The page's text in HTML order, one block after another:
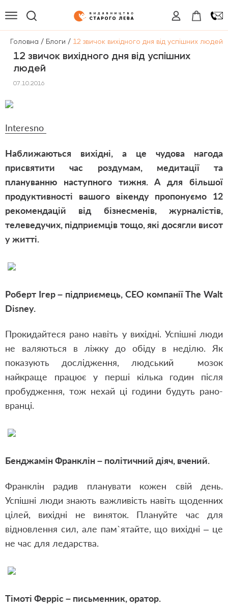
Головна / Блоги / 12 звичок вихідного дня від успішних людей
12 звичок вихідного дня від успішних
людей
07.10.2016
Іnteresno
Наближаються вихідні, а це чудова нагода
присвятити час роздумам, медитації та
плануванню наступного тижня. А для більшої
продуктивності вашого вікенду пропонуємо 12
рекомендацій від бізнесменів, журналістів,
телеведучих, підприємців тощо, які досягли висот
у житті.
Роберт Ігер – підприємець, CEO компанії The Walt
Disney.
Прокидайтеся рано навіть у вихідні. Успішні люди
не валяються в ліжку до обіду в неділю. Як
показують дослідження, людський мозок
найкраще працює у перші кілька годин після
пробудження, тож нехай ці години будуть рано-
вранці.
Бенджамін Франклін – політичний діяч, вчений.
Франклін радив планувати кожен свій день.
Успішні люди знають важливість навіть щоденних
цілей, вихідні не виняток. Плануйте час для
відновлення сил, але пам`ятайте, що вихідні – це
не час для ледарства.
Тімоті Ферріс – письменник, оратор.